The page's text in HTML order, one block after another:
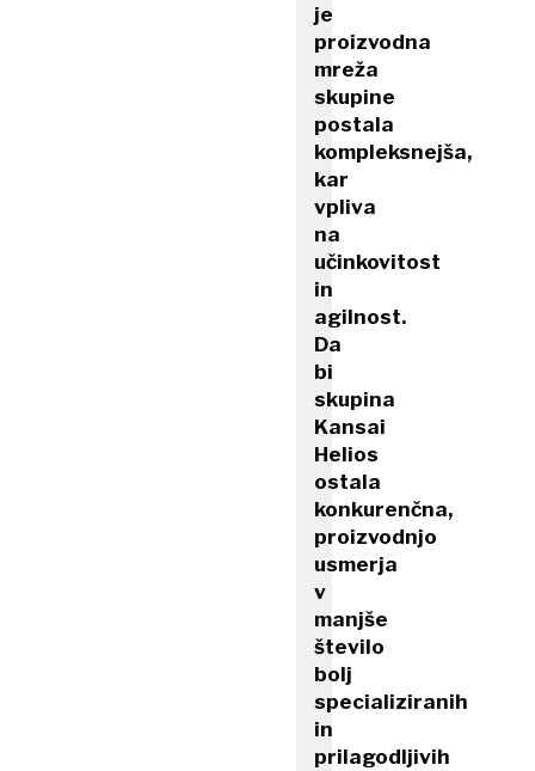
je
proizvodna
mreža
skupine
postala
kompleksnejša,
kar
vpliva
na
učinkovitost
in
agilnost.
Da
bi
skupina
Kansai
Helios
ostala
konkurenčna,
proizvodnjo
usmerja
v
manjše
število
bolj
specializiranih
in
prilagodljivih